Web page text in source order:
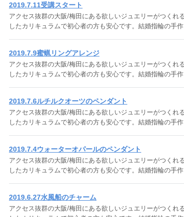
2019.7.11受講スタート
アクセス抜群の大阪/梅田にある欲しいジュエリーがつくれ
したカリキュラムで初心者の方も安心です。結婚指輪の手
2019.7.9蜜蝋リングアレンジ
アクセス抜群の大阪/梅田にある欲しいジュエリーがつくれ
したカリキュラムで初心者の方も安心です。結婚指輪の手
2019.7.6ルチルクオーツのペンダント
アクセス抜群の大阪/梅田にある欲しいジュエリーがつくれ
したカリキュラムで初心者の方も安心です。結婚指輪の手
2019.7.4ウォーターオパールのペンダント
アクセス抜群の大阪/梅田にある欲しいジュエリーがつくれ
したカリキュラムで初心者の方も安心です。結婚指輪の手
2019.6.27水風船のチャーム
アクセス抜群の大阪/梅田にある欲しいジュエリーがつくれ